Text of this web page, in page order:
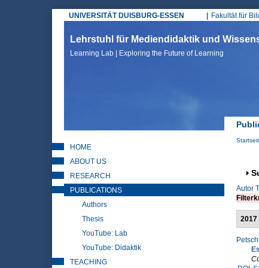
UNIVERSITÄT DUISBURG-ESSEN
Hauptmenü
Fakultät für
Lehrstuhl für Mediendidaktik und
Learning Lab | Exploring the Future of Learning
Autor
2017
HOME
ABOUT US
RESEARCH
PUBLICATIONS
Authors
Thesis
YouTube: Lab
YouTube: Didaktik
TEACHING